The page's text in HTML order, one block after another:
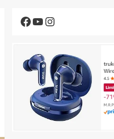
Facebook
YouTube
Instagram